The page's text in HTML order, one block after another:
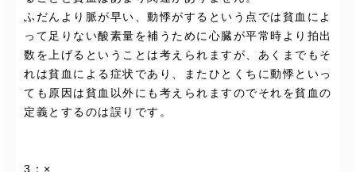
ふだんより脈が早い、動悸がするという点では貧血によ
って足りない酸素量を補うために心臓が平常時より拍出
数を上げるということは考えられますが、あくまでもそ
れは貧血による症状であり、またひとくちに動悸といっ
ても原因は貧血以外にも考えられますのでそれを貧血の
定義とするのは誤りです。
3：×